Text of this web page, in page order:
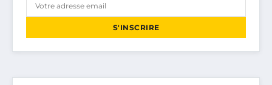
S'INSCRIRE